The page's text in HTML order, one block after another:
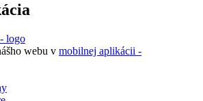
webu v mobilnej aplikácii -